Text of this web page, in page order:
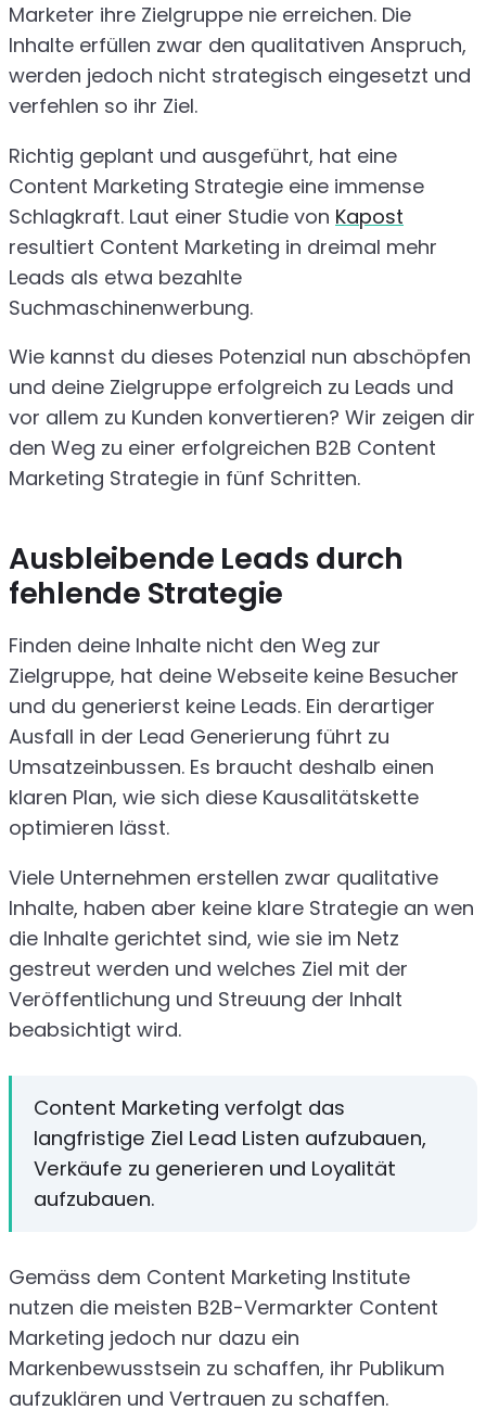
Marketer ihre Zielgruppe nie erreichen. Die
Inhalte erfüllen zwar den qualitativen Anspruch,
werden jedoch nicht strategisch eingesetzt und
verfehlen so ihr Ziel.
Richtig geplant und ausgeführt, hat eine
Content Marketing Strategie eine immense
Schlagkraft. Laut einer Studie von Kapost
resultiert Content Marketing in dreimal mehr
Leads als etwa bezahlte
Suchmaschinenwerbung.
Wie kannst du dieses Potenzial nun abschöpfen
und deine Zielgruppe erfolgreich zu Leads und
vor allem zu Kunden konvertieren? Wir zeigen dir
den Weg zu einer erfolgreichen B2B Content
Marketing Strategie in fünf Schritten.
Ausbleibende Leads durch
fehlende Strategie
Finden deine Inhalte nicht den Weg zur
Zielgruppe, hat deine Webseite keine Besucher
und du generierst keine Leads. Ein derartiger
Ausfall in der Lead Generierung führt zu
Umsatzeinbussen. Es braucht deshalb einen
klaren Plan, wie sich diese Kausalitätskette
optimieren lässt.
Viele Unternehmen erstellen zwar qualitative
Inhalte, haben aber keine klare Strategie an wen
die Inhalte gerichtet sind, wie sie im Netz
gestreut werden und welches Ziel mit der
Veröffentlichung und Streuung der Inhalt
beabsichtigt wird.
Content Marketing verfolgt das
langfristige Ziel Lead Listen aufzubauen,
Verkäufe zu generieren und Loyalität
aufzubauen.
Gemäss dem Content Marketing Institute
nutzen die meisten B2B-Vermarkter Content
Marketing jedoch nur dazu ein
Markenbewusstsein zu schaffen, ihr Publikum
aufzuklären und Vertrauen zu schaffen.